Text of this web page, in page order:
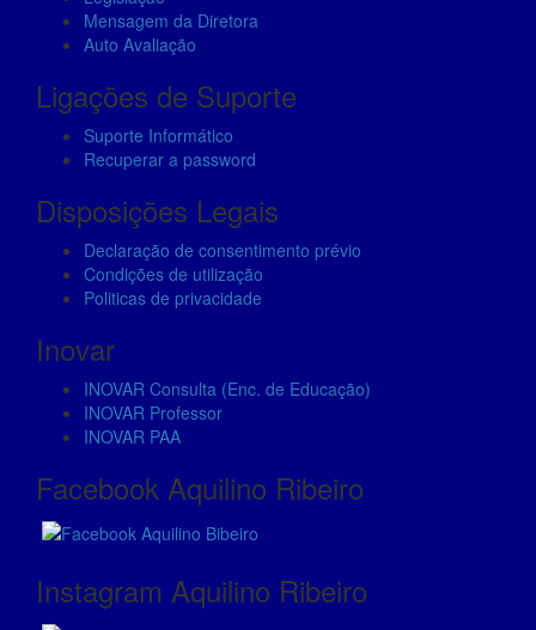
Mensagem da Diretora
Auto Avaliação
Ligações de Suporte
Suporte Informático
Recuperar a password
Disposições Legais
Declaração de consentimento prévio
Condições de utilização
Politicas de privacidade
Inovar
INOVAR Consulta (Enc. de Educação)
INOVAR Professor
INOVAR PAA
Facebook Aquilino Ribeiro
Instagram Aquilino Ribeiro
website's
functionality
structure,
based on
how the
website is
Experience
In order for
our website
as well as
possible
during your
visit. If you
cookies,
some
functionality
from the
website.